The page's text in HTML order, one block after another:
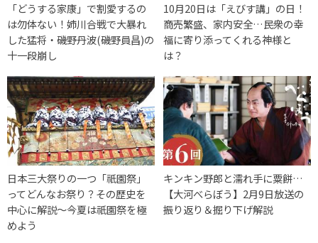
「どうする家康」で割愛するの
は勿体ない！姉川合戦で大暴れ
した猛将・磯野丹波(磯野員昌)の
十一段崩し
10月20日は「えびす講」の日！
商売繁盛、家内安全…民衆の幸
福に寄り添ってくれる神様と
は？
日本三大祭りの一つ「祇園祭」
ってどんなお祭り？その歴史を
中心に解説〜今夏は祇園祭を極
めよう
キンキン野郎と濡れ手に粟餅…
【大河べらぼう】2月9日放送の
振り返り＆掘り下げ解説